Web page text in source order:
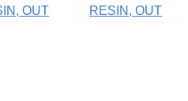
OUT
RESIN, OUT